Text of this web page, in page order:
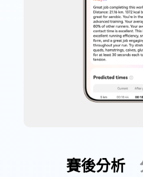
賽後分析